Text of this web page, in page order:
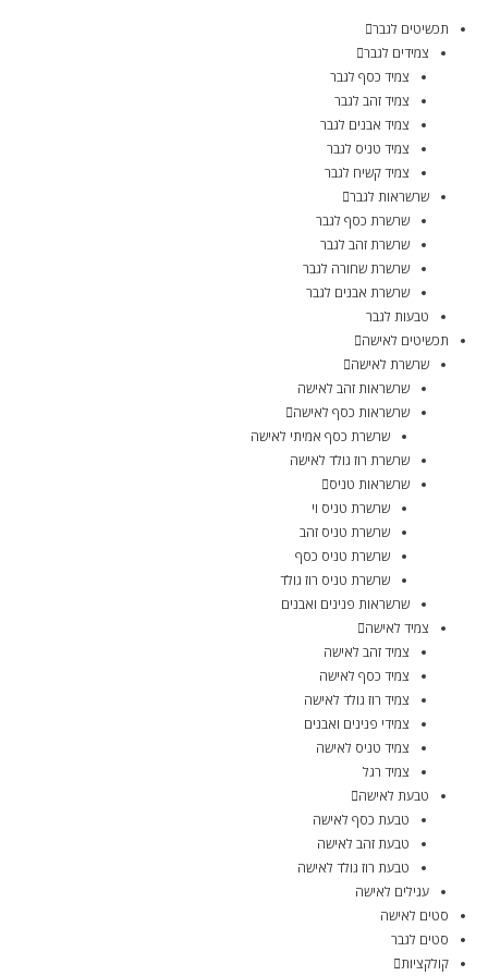
תכשיטים לגבר
צמידים לגבר
צמיד כסף לגבר
צמיד זהב לגבר
צמיד אבנים לגבר
צמיד טניס לגבר
צמיד קשיח לגבר
שרשראות לגבר
שרשרת כסף לגבר
שרשרת זהב לגבר
שרשרת שחורה לגבר
שרשרת אבנים לגבר
טבעות לגבר
תכשיטים לאישה
שרשרת לאישה
שרשראות זהב לאישה
שרשראות כסף לאישה
שרשרת כסף אמיתי לאישה
שרשרת רוז גולד לאישה
שרשראות טניס
שרשרת טניס וי
שרשרת טניס זהב
שרשרת טניס כסף
שרשרת טניס רוז גולד
שרשראות פנינים ואבנים
צמיד לאישה
צמיד זהב לאישה
צמיד כסף לאישה
צמיד רוז גולד לאישה
צמידי פנינים ואבנים
צמיד טניס לאישה
צמיד רגל
טבעת לאישה
טבעת כסף לאישה
טבעת זהב לאישה
טבעת רוז גולד לאישה
עגילים לאישה
סטים לאישה
סטים לגבר
קולקציות